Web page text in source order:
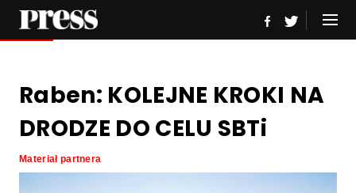
Raben: KOLEJNE KROKI NA
DRODZE DO CELU SBTi
Materiał partnera